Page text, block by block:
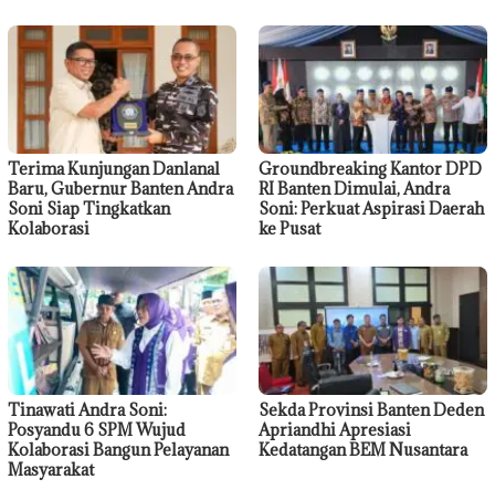
Terima Kunjungan Danlanal
Baru, Gubernur Banten Andra
Soni Siap Tingkatkan
Kolaborasi
Groundbreaking Kantor DPD
RI Banten Dimulai, Andra
Soni: Perkuat Aspirasi Daerah
ke Pusat
Tinawati Andra Soni:
Posyandu 6 SPM Wujud
Kolaborasi Bangun Pelayanan
Masyarakat
Sekda Provinsi Banten Deden
Apriandhi Apresiasi
Kedatangan BEM Nusantara